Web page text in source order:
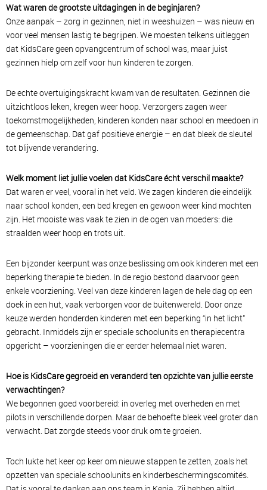
Wat waren de grootste uitdagingen in de beginjaren?
Onze aanpak – zorg in gezinnen, niet in weeshuizen – was nieuw en
voor veel mensen lastig te begrijpen. We moesten telkens uitleggen
dat KidsCare geen opvangcentrum of school was, maar juist
gezinnen hielp om zelf voor hun kinderen te zorgen.
De echte overtuigingskracht kwam van de resultaten. Gezinnen die
uitzichtloos leken, kregen weer hoop. Verzorgers zagen weer
toekomstmogelijkheden, kinderen konden naar school en meedoen in
de gemeenschap. Dat gaf positieve energie – en dat bleek de sleutel
tot blijvende verandering.
Welk moment liet jullie voelen dat KidsCare écht verschil maakte?
Dat waren er veel, vooral in het veld. We zagen kinderen die eindelijk
naar school konden, een bed kregen en gewoon weer kind mochten
zijn. Het mooiste was vaak te zien in de ogen van moeders: die
straalden weer hoop en trots uit.
Een bijzonder keerpunt was onze beslissing om ook kinderen met een
beperking therapie te bieden. In de regio bestond daarvoor geen
enkele voorziening. Veel van deze kinderen lagen de hele dag op een
doek in een hut, vaak verborgen voor de buitenwereld. Door onze
keuze werden honderden kinderen met een beperking “in het licht”
gebracht. Inmiddels zijn er speciale schoolunits en therapiecentra
opgericht – voorzieningen die er eerder helemaal niet waren.
Hoe is KidsCare gegroeid en veranderd ten opzichte van jullie eerste
verwachtingen?
We begonnen goed voorbereid: in overleg met overheden en met
pilots in verschillende dorpen. Maar de behoefte bleek veel groter dan
verwacht. Dat zorgde steeds voor druk om te groeien.
Toch lukte het keer op keer om nieuwe stappen te zetten, zoals het
opzetten van speciale schoolunits en kinderbeschermingscomités.